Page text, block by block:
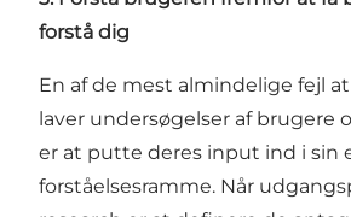
forstå dig
En af de mest almindelige fejl
laver undersøgelser af brugere
er at putte deres input ind i sin
forståelsesramme. Når